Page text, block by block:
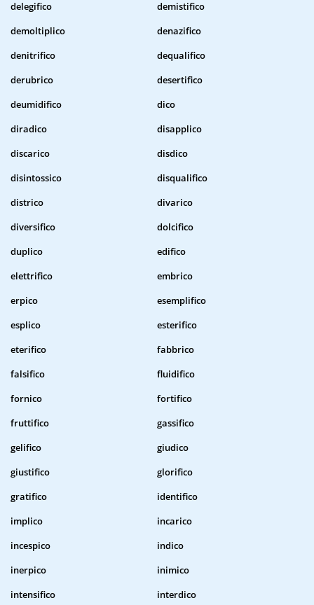
delegifico
demistifico
demoltiplico
denazifico
denitrifico
dequalifico
derubrico
desertifico
deumidifico
dico
diradico
disapplico
discarico
disdico
disintossico
disqualifico
districo
divarico
diversifico
dolcifico
duplico
edifico
elettrifico
embrico
erpico
esemplifico
esplico
esterifico
eterifico
fabbrico
falsifico
fluidifico
fornico
fortifico
fruttifico
gassifico
gelifico
giudico
giustifico
glorifico
gratifico
identifico
implico
incarico
incespico
indico
inerpico
inimico
intensifico
interdico